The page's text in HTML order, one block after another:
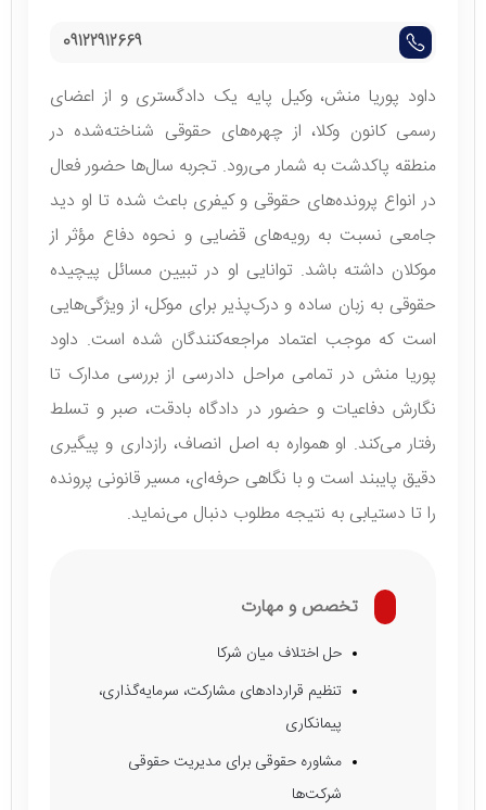
09122912669
داود پوریا منش، وکیل پایه یک دادگستری و از اعضای
رسمی کانون وکلا، از چهره‌های حقوقی شناخته‌شده در
منطقه پاکدشت به شمار می‌رود. تجربه سال‌ها حضور فعال
در انواع پرونده‌های حقوقی و کیفری باعث شده تا او دید
جامعی نسبت به رویه‌های قضایی و نحوه دفاع مؤثر از
موکلان داشته باشد. توانایی او در تبیین مسائل پیچیده
حقوقی به زبان ساده و درک‌پذیر برای موکل، از ویژگی‌هایی
است که موجب اعتماد مراجعه‌کنندگان شده است. داود
پوریا منش در تمامی مراحل دادرسی از بررسی مدارک تا
نگارش دفاعیات و حضور در دادگاه بادقت، صبر و تسلط
رفتار می‌کند. او همواره به اصل انصاف، رازداری و پیگیری
دقیق پایبند است و با نگاهی حرفه‌ای، مسیر قانونی پرونده
را تا دستیابی به نتیجه مطلوب دنبال می‌نماید.
تخصص و مهارت
حل اختلاف میان شرکا
تنظیم قراردادهای مشارکت، سرمایه‌گذاری،
پیمانکاری
مشاوره حقوقی برای مدیریت حقوقی
شرکت‌ها